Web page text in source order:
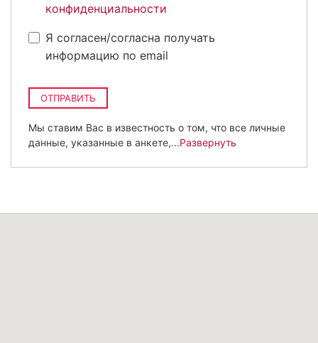
конфиденциальности
Я согласен/согласна получать
информацию по email
ОТПРАВИТЬ
Мы ставим Вас в известность о том, что все личные
данные, указанные в анкете,...Развернуть